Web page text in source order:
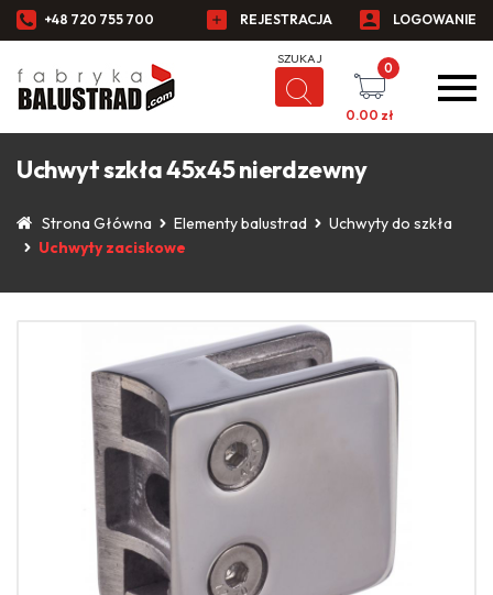
+48 720 755 700 REJESTRACJA LOGOWANIE
0
0.00 zł
Uchwyt szkła 45x45 nierdzewny
Strona Główna Elementy balustrad
Uchwyty do szkła
Uchwyty zaciskowe